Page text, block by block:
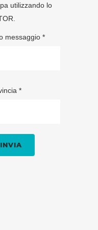
utilizzando lo
messaggio *
*